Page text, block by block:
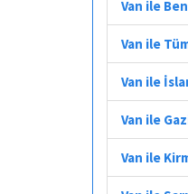
Van ile
Van ile
Van ile
Van ile
Van ile